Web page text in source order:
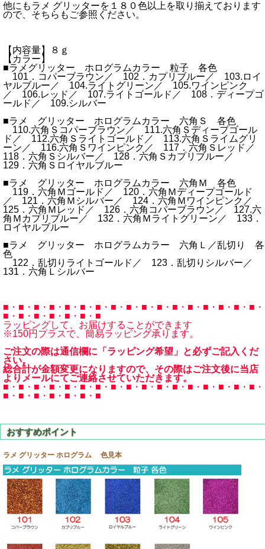
他にもラメ グリッターを１８０色以上を取り揃えております
ので、そちらもご参照ください。
【内容量】８ｇ
【カラー】
■ラメグリッター ホログラムカラー 粒子 各色
101．コパーブラウン／ 102．カプリブルー／ 103.ロイ
ヤルブルー／ 104.ライトグリーン／ 105.ワインピンク
／ 106.レッド／ 107.ライトゴールド／ 108．ディープゴ
ールド／ 109.シルバー
■ラメ グリッター ホログラムカラー 六角Ｓ 各色
110.六角Ｓコパーブラウン／ 111.六角Ｓディープゴール
ド／ 112.六角Ｓライトゴールド／ 113.六角Ｓライムグリ
ーン／ 116.六角Ｓワインピンク／ 117．六角Ｓレッド／
118．六角Ｓシルバー／ 128．六角Ｓカプリブルー／
129．六角Ｓロイヤルブルー
■ラメ グリッター ホログラムカラー 六角Ｍ 各色
119．六角Ｍゴールド／ 120．六角Ｍディープゴールド
／ 121．六角Ｍシルバー／ 124．六角Ｍワインピンク／
125．六角Ｍレッド／ 126．六角コパーブラウン／ 127.六
角Ｍカプリブルー／ 132．六角Ｍライトグリーン／ 133．
ロイヤルブルー
■ラメ グリッター ホログラムカラー 六角Ｌ／乱切り 各
色
122．乱切りライトゴールド／ 123．乱切りシルバー／
131．六角Ｌシルバー
■・■・■・■・■・■・■・■・■・■・■・■・■・■・■・■・■・
■・■・■・■・■・■・■
ラッピングして、お届けすることができます
※150円プラスで、簡易ラッピング承ります。
ご注文の際は通信欄に「ラッピング希望」と必ずご記入くだ
さい。
総合計が金額変更になりますので、その際はご注文後に当店
よりメールにてご連絡させていただきます。
■・■・■・■・■・■・■・■・■・■・■・■・■・■・■・■・■・
■・■・■・■・■・■・■
ラメ グリッター ホログラム 色見本